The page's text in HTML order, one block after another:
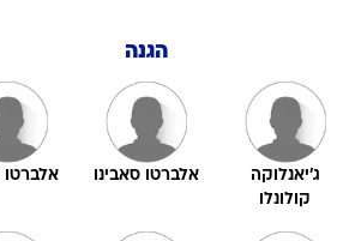
הגנה
ג'יאנלוקה
קולונלו
אלברטו סאבינו אלברטו